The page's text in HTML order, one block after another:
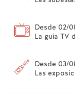
Desde 02/
La guía TV
Desde 03/
Las